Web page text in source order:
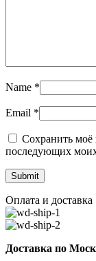
Name *
Email *
Сохранить моё
последующих
Оплата и доставка
Доставка по